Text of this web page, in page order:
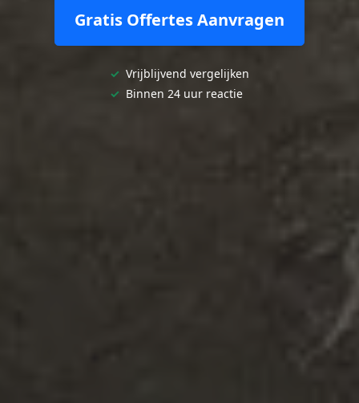
Gratis Offertes Aanvragen
✓ Vrijblijvend vergelijken
✓ Binnen 24 uur reactie